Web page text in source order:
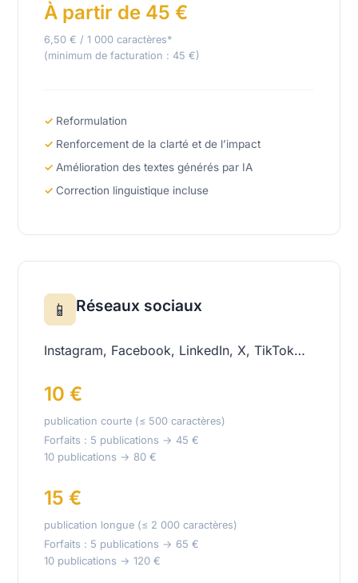
À partir de 45 €
6,50 € / 1 000 caractères*
(minimum de facturation : 45 €)
Reformulation
Renforcement de la clarté et de l’impact
Amélioration des textes générés par IA
Correction linguistique incluse
📱 Réseaux sociaux
Instagram, Facebook, LinkedIn, X, TikTok…
10 €
publication courte (≤ 500 caractères)
Forfaits : 5 publications → 45 €
10 publications → 80 €
15 €
publication longue (≤ 2 000 caractères)
Forfaits : 5 publications → 65 €
10 publications → 120 €